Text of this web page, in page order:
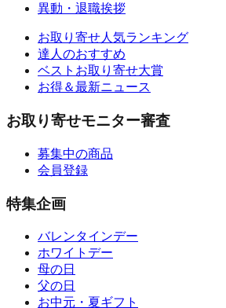
異動・退職挨拶
お取り寄せ人気ランキング
達人のおすすめ
ベストお取り寄せ大賞
お得＆最新ニュース
お取り寄せモニター審査
募集中の商品
会員登録
特集企画
バレンタインデー
ホワイトデー
母の日
父の日
お中元・夏ギフト